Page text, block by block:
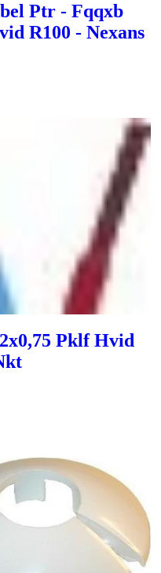
Ptr - Fqqxb
R100 - Nexans
Pklf Hvid